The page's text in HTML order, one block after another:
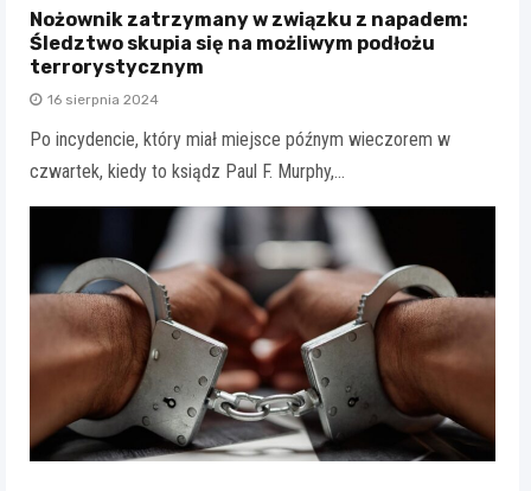
Nożownik zatrzymany w związku z napadem:
Śledztwo skupia się na możliwym podłożu
terrorystycznym
16 sierpnia 2024
Po incydencie, który miał miejsce późnym wieczorem w
czwartek, kiedy to ksiądz Paul F. Murphy,…